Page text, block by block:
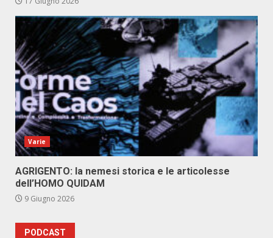
Varie
AGRIGENTO: la nemesi storica e le articolesse
dell’HOMO QUIDAM
9 Giugno 2026
PODCAST